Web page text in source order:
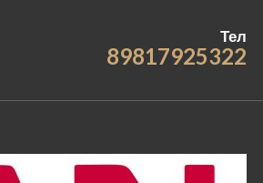
Тел
89817925322